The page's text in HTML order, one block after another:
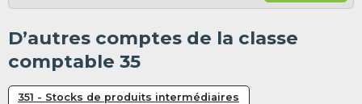
D’autres comptes de la classe
comptable 35
351 - Stocks de produits intermédiaires